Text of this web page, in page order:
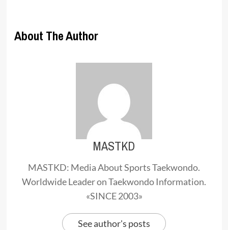
About The Author
MASTKD
MASTKD: Media About Sports Taekwondo.
Worldwide Leader on Taekwondo Information.
«SINCE 2003»
See author's posts